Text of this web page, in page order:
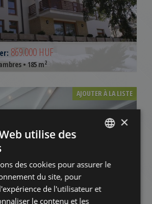
869.000 HUF
• 185 m2
AJOUTER À LA LISTE
ÚT
HUNGARIAN
FRENCH
×
utilise des
des cookies pour assurer le
du site, pour
de l'utilisateur et
le contenu et les